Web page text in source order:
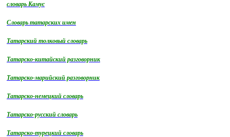
словарь Камус
Словарь татарских имен
Татарский толковый словарь
Татарско-китайский разговорник
Татарско-марийский разговорник
Татарско-немецкий словарь
Татарско-русский словарь
Татарско-турецкий словарь